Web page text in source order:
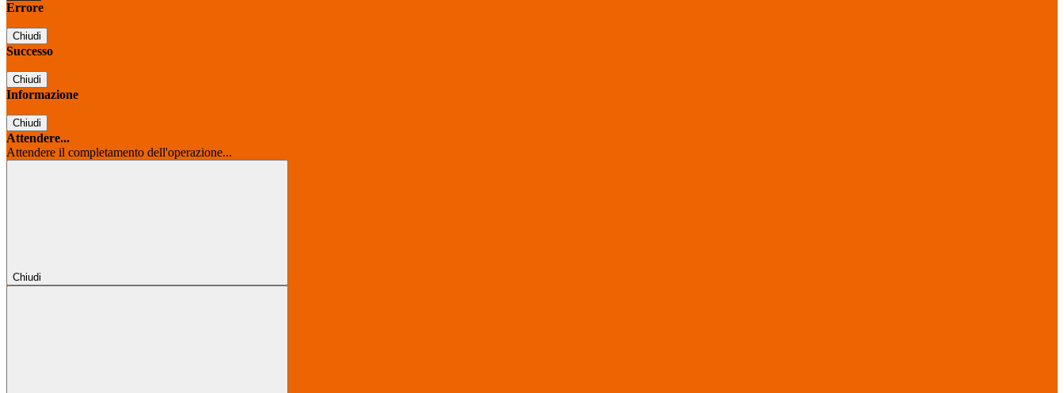
Errore
Chiudi
Successo
Chiudi
Informazione
Chiudi
Attendere...
Attendere il completamento dell'operazione...
Chiudi